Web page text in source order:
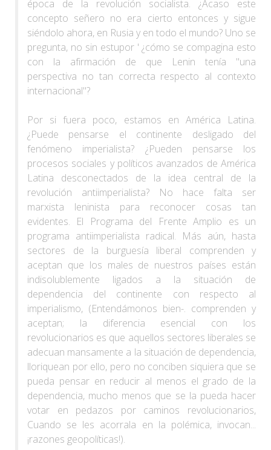
época de la revolución socialista. ¿Acaso este
concepto señero no era cierto entonces y sigue
siéndolo ahora, en Rusia y en todo el mundo? Uno se
pregunta, no sin estupor ' ¿cómo se compagina esto
con la afirmación de que Lenin tenía "una
perspectiva no tan correcta respecto al contexto
internacional"?
Por si fuera poco, estamos en América Latina.
¿Puede pensarse el continente desligado del
fenómeno imperialista? ¿Pueden pensarse los
procesos sociales y políticos avanzados de América
Latina desconectados de la idea central de la
revolución antiimperialista? No hace falta ser
marxista leninista para reconocer cosas tan
evidentes. El Programa del Frente Amplio es un
programa antiimperialista radical. Más aún, hasta
sectores de la burguesía liberal comprenden y
aceptan que los males de nuestros países están
indisolublemente ligados a la situación de
dependencia del continente con respecto al
imperialismo, (Entendámonos bien-. comprenden y
aceptan; la diferencia esencial con los
revolucionarios es que aquellos sectores liberales se
adecuan mansamente a la situación de dependencia,
lloriquean por ello, pero no conciben siquiera que se
pueda pensar en reducir al menos el grado de la
dependencia, mucho menos que se la pueda hacer
votar en pedazos por caminos revolucionarios,
Cuando se les acorrala en la polémica, invocan...
¡razones geopolíticas!).